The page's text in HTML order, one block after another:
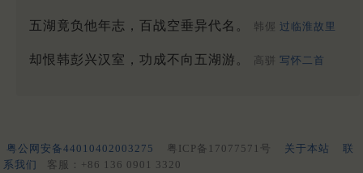
五湖竟负他年志，百战空垂异代名。 韩偓 过临淮故里
却恨韩彭兴汉室，功成不向五湖游。 高骈 写怀二首
粤公网安备44010402003275 粤ICP备17077571号 关于本站
联
系我们
客服：+86 136 0901 3320